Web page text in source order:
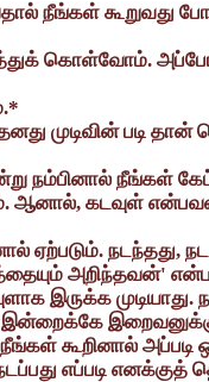
நீங்கள் கூறுவது
கொள்வோம்.
முடிவின் படி தான்
நம்பினால் நீங்கள்
ஆனால், கடவுள்
ஏற்படும். நடந்தது,
அறிந்தவன்'
இருக்க
இன்றைக்கே
நீங்கள் கூறினால்
எப்படி எனக்குத்